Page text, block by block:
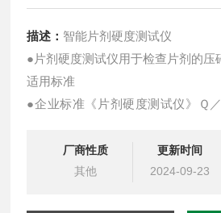
描述： 智能片剂硬度测试仪
●片剂硬度测试仪用于检查片剂的压
适用标准
●企业标准《片剂硬度测试仪》Ｑ
０１０。厂商性质
其他
更新时间
2024-09-23